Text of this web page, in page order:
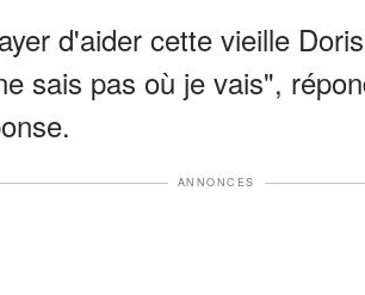
d'aider cette vieille
sais pas où je vais",
ANNONCES